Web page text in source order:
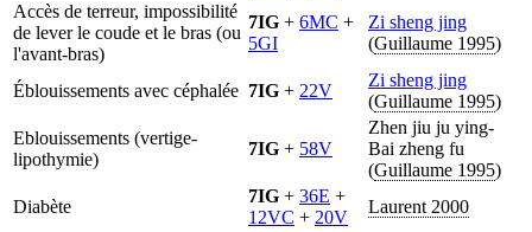
Accès de terreur, impossibilité
de lever le coude et le bras (ou
l'avant-bras)
7IG + 6MC +
5GI
Zi sheng jing
(Guillaume 1995)
Éblouissements avec céphalée 7IG + 22V
Zi sheng jing
(Guillaume 1995)
Eblouissements (vertige-
lipothymie)
7IG + 58V
Zhen jiu ju ying-
Bai zheng fu
(Guillaume 1995)
Diabète
7IG + 36E +
12VC + 20V
Laurent 2000